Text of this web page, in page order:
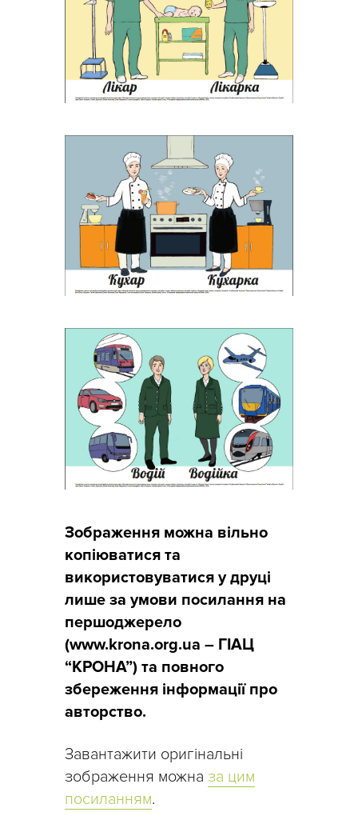
Зображення можна вільно
копіюватися та
використовуватися у друці
лише за умови посилання на
першоджерело
(www.krona.org.ua – ГІАЦ
“КРОНА”) та повного
збереження інформації про
авторство.
Завантажити оригінальні
зображення можна за цим
посиланням.